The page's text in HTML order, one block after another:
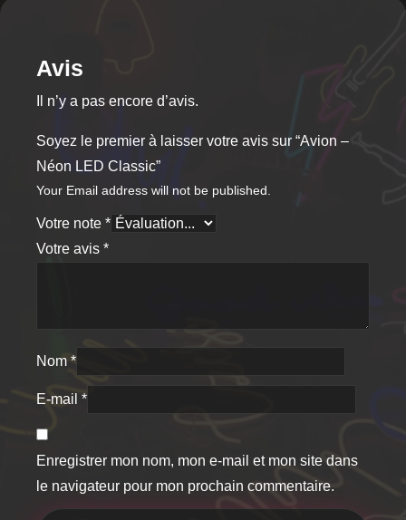
Avis
Il n’y a pas encore d’avis.
Soyez le premier à laisser votre avis sur “Avion –
Néon LED Classic”
Your Email address will not be published.
Votre note *
Votre avis *
Nom *
E-mail *
Enregistrer mon nom, mon e-mail et mon site dans
le navigateur pour mon prochain commentaire.